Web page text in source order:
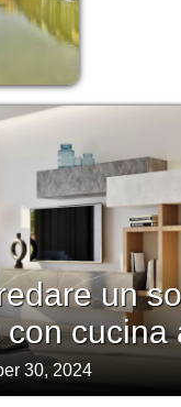
un
cucina
30, 2024